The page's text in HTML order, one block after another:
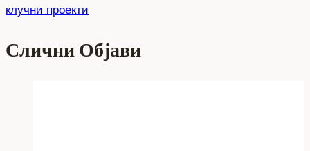
клучни проекти
Слични Објави